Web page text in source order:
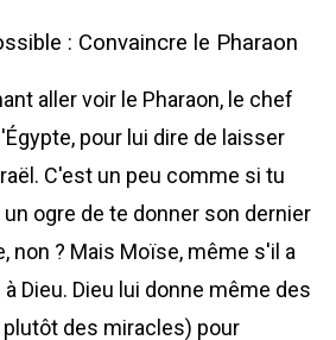
: Convaincre le Pharaon
aller voir le Pharaon, le chef
pour lui dire de laisser
C'est un peu comme si tu
ogre de te donner son dernier
non ? Mais Moïse, même s'il a
Dieu. Dieu lui donne même des
des miracles) pour